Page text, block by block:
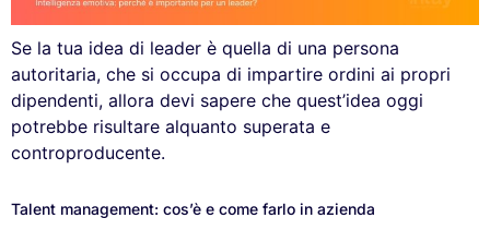
Se la tua idea di leader è quella di una persona
autoritaria, che si occupa di impartire ordini ai propri
dipendenti, allora devi sapere che quest’idea oggi
potrebbe risultare alquanto superata e
controproducente.
Talent management: cos’è e come farlo in azienda